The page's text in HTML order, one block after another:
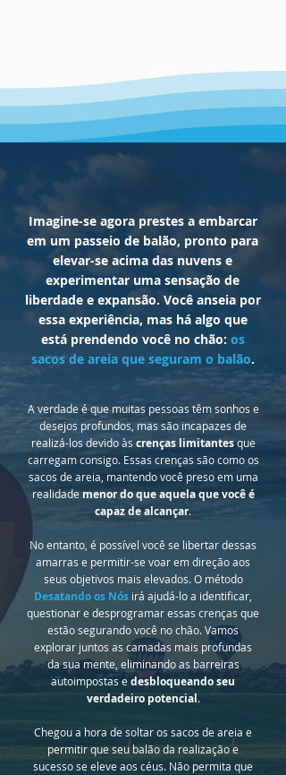
Imagine-se agora prestes a embarcar
em um passeio de balão, pronto para
elevar-se acima das nuvens e
experimentar uma sensação de
liberdade e expansão. Você anseia por
essa experiência, mas há algo que
está prendendo você no chão: os
sacos deareia que seguram o balão.
A verdade é que muitas pessoas têm sonhos e
desejos profundos, mas são incapazes de
realizá-los devido às crenças limitantesque
carregam consigo. Essas crenças são como os
sacos de areia, mantendo você preso em uma
realidademenor do que aquela que você é
capaz de alcançar.
No entanto, é possível você se libertar dessas
amarras e permitir-se voar em direção aos
seus objetivos mais elevados. O método
Desatando os Nós irá ajudá-lo a identificar,
questionar e desprogramar essas crenças que
estão segurando você no chão. Vamos
explorar juntos as camadas mais profundas
da sua mente, eliminando as barreiras
autoimpostas e desbloqueando seu
verdadeiro potencial.
Chegou a hora de soltar os sacos de areia e
permitir que seu balão da realização e
sucesso se eleve aos céus. Não permita que